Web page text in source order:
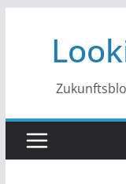
springen